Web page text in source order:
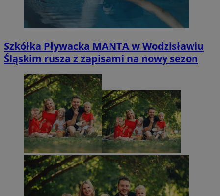
Szkółka Pływacka MANTA w Wodzisławiu
Śląskim rusza z zapisami na nowy sezon